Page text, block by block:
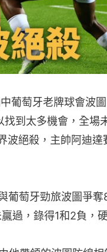
葡萄牙老牌球會波
到太多機會，全場
波絕殺，主帥阿迪達
葡萄牙勁旅波圖爭奪
過，錄得1和2負，